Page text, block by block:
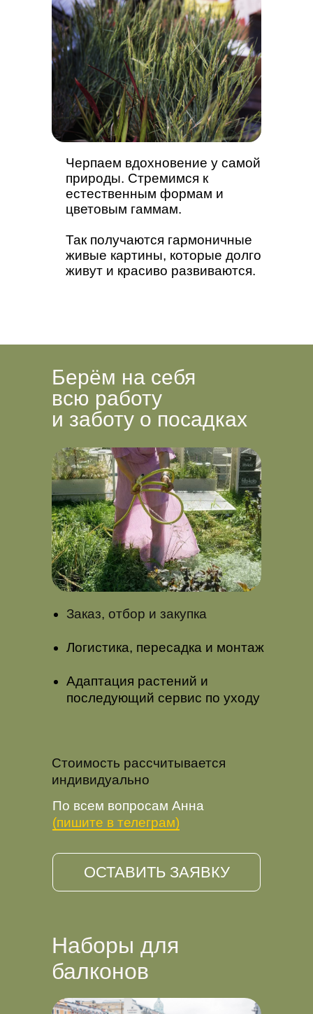
Черпаем вдохновение у самой
природы. Стремимся к
естественным формам и
цветовым гаммам.
Так получаются гармоничные
живые картины, которые долго
живут и красиво развиваются.
Берём на себя
всю работу
и заботу о посадках
Заказ, отбор и закупка
Логистика, пересадка и монтаж
Адаптация растений и
последующий сервис по уходу
По всем вопросам Анна
(пишите в телеграм)
ОСТАВИТЬ ЗАЯВКУ
Стоимость рассчитывается
индивидуально
Наборы для
балконов